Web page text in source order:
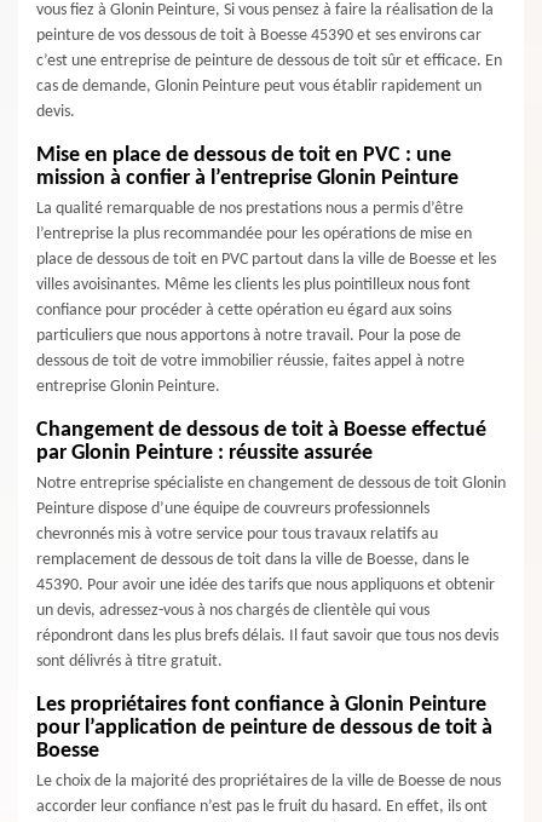
vous fiez à Glonin Peinture, Si vous pensez à faire la réalisation de la
peinture de vos dessous de toit à Boesse 45390 et ses environs car
c’est une entreprise de peinture de dessous de toit sûr et efficace. En
cas de demande, Glonin Peinture peut vous établir rapidement un
devis.
Mise en place de dessous de toit en PVC : une
mission à confier à l’entreprise Glonin Peinture
La qualité remarquable de nos prestations nous a permis d’être
l’entreprise la plus recommandée pour les opérations de mise en
place de dessous de toit en PVC partout dans la ville de Boesse et les
villes avoisinantes. Même les clients les plus pointilleux nous font
confiance pour procéder à cette opération eu égard aux soins
particuliers que nous apportons à notre travail. Pour la pose de
dessous de toit de votre immobilier réussie, faites appel à notre
entreprise Glonin Peinture.
Changement de dessous de toit à Boesse effectué
par Glonin Peinture : réussite assurée
Notre entreprise spécialiste en changement de dessous de toit Glonin
Peinture dispose d’une équipe de couvreurs professionnels
chevronnés mis à votre service pour tous travaux relatifs au
remplacement de dessous de toit dans la ville de Boesse, dans le
45390. Pour avoir une idée des tarifs que nous appliquons et obtenir
un devis, adressez-vous à nos chargés de clientèle qui vous
répondront dans les plus brefs délais. Il faut savoir que tous nos devis
sont délivrés à titre gratuit.
Les propriétaires font confiance à Glonin Peinture
pour l’application de peinture de dessous de toit à
Boesse
Le choix de la majorité des propriétaires de la ville de Boesse de nous
accorder leur confiance n’est pas le fruit du hasard. En effet, ils ont